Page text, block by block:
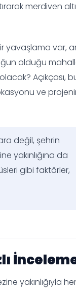
merdiven
yavaşlama var,
olduğu
Açıkçası,
ve
değil, şehrin
yakınlığına da
gibi faktörler,
yakınlığıyla her